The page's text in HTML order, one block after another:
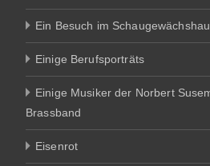
Ein Besuch im
Einige Berufsporträts
Einige Musiker der Norbert
Brassband
Eisenrot